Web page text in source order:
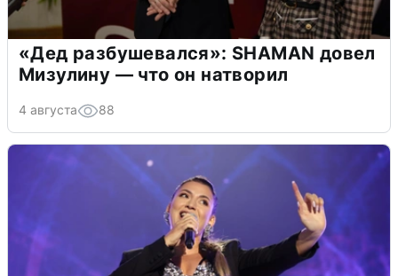
«Дед разбушевался»: SHAMAN довел
Мизулину — что он натворил
4 августа 88